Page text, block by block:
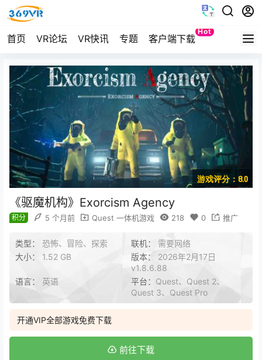
首页 VR论坛 VR快讯 专题 客户端下载
Hot
Quest
游戏评分：8.0
《驱魔机构》Exorcism Agency
积分 5 个月前 Quest 一体机游戏 218 0 推广
类型： 恐怖、冒险、探索 联机： 需要网络
大小： 1.52 GB 版本： 2026年2月17日
v1.8.6.88
语言： 英语 平台： Quest、Quest 2、
Quest 3、Quest Pro
开通VIP全部游戏免费下载
前往下载